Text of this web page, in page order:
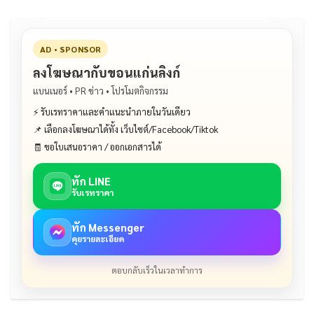
AD • SPONSOR
ลงโฆษณากับขอนแก่นลิงก์
แบนเนอร์ • PR ข่าว • โปรโมตกิจกรรม
⚡ รับเรทราคาและคำแนะนำภายในวันเดียว
📌 เลือกลงโฆษณาได้ทั้ง เว็บไซต์/Facebook/Tiktok
🧾 ขอใบเสนอราคา / ออกเอกสารได้
ทัก LINE
รับเรทราคา
ทัก Messenger
คุยรายละเอียด
ตอบกลับเร็วในเวลาทำการ